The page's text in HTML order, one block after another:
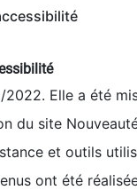
Elle a été
du site
et outils
ont été